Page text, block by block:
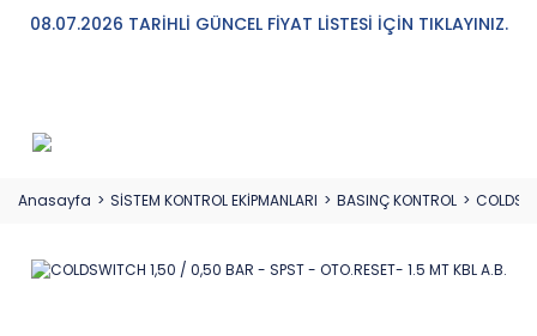
08.07.2026 TARİHLİ GÜNCEL FİYAT LİSTESİ İÇİN TIKLAYINIZ.
Anasayfa SİSTEM KONTROL EKİPMANLARI BASINÇ KONTROL